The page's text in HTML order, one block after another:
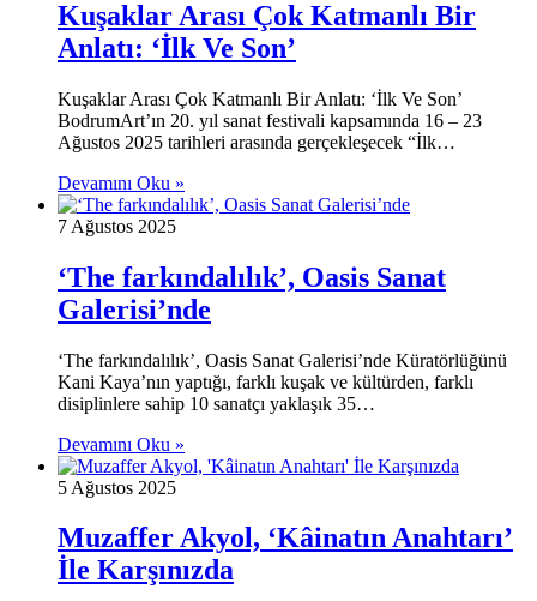
Kuşaklar Arası Çok Katmanlı Bir
Anlatı: ‘İlk Ve Son’
Kuşaklar Arası Çok Katmanlı Bir Anlatı: ‘İlk Ve Son’
BodrumArt’ın 20. yıl sanat festivali kapsamında 16 – 23
Ağustos 2025 tarihleri arasında gerçekleşecek “İlk…
Devamını Oku »
7 Ağustos 2025
‘The farkındalılık’, Oasis Sanat
Galerisi’nde
‘The farkındalılık’, Oasis Sanat Galerisi’nde Küratörlüğünü
Kani Kaya’nın yaptığı, farklı kuşak ve kültürden, farklı
disiplinlere sahip 10 sanatçı yaklaşık 35…
Devamını Oku »
5 Ağustos 2025
Muzaffer Akyol, ‘Kâinatın Anahtarı’
İle Karşınızda